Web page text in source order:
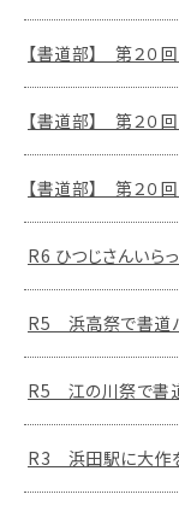
【書道部】 第２０
【書道部】 第２０回
【書道部】 第２０
R6 ひつじさんいら
R5 浜高祭で書道
R5 江の川祭で書
R3 浜田駅に大作